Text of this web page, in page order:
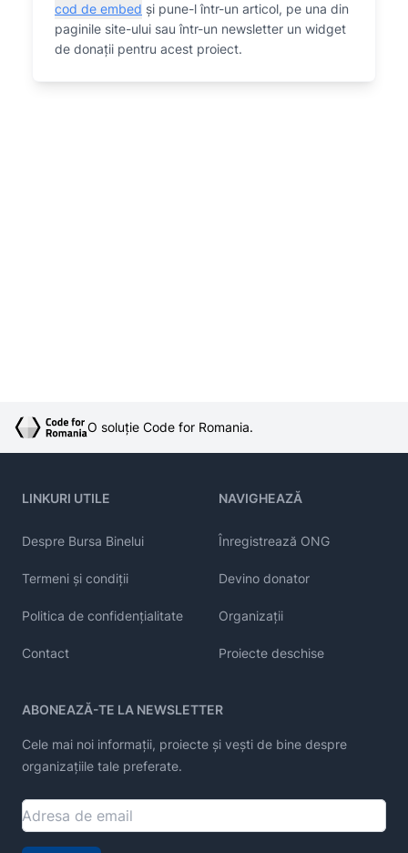
cod de embed și pune-l într-un articol, pe una din
paginile site-ului sau într-un newsletter un widget
de donații pentru acest proiect.
O soluție Code for Romania.
LINKURI UTILE
Despre Bursa Binelui
Termeni și condiții
Politica de confidențialitate
Contact
NAVIGHEAZĂ
Înregistrează ONG
Devino donator
Organizații
Proiecte deschise
ABONEAZĂ-TE LA NEWSLETTER
Cele mai noi informații, proiecte și vești de bine despre
organizațiile tale preferate.